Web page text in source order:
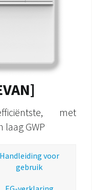
met
GWP
Handleiding voor
gebruik